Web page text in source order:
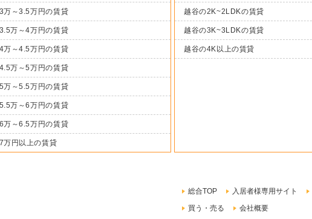
万～3.5万円の賃貸
万～4万円の賃貸
万～4.5万円の賃貸
万～5万円の賃貸
万～5.5万円の賃貸
万～6万円の賃貸
万～6.5万円の賃貸
万円以上の賃貸
越谷の2K~2LDKの賃貸
越谷の3K~3LDKの賃貸
越谷の4K以上の賃貸
総合TOP 入居者様専用サイト
買う・売る
会社概要